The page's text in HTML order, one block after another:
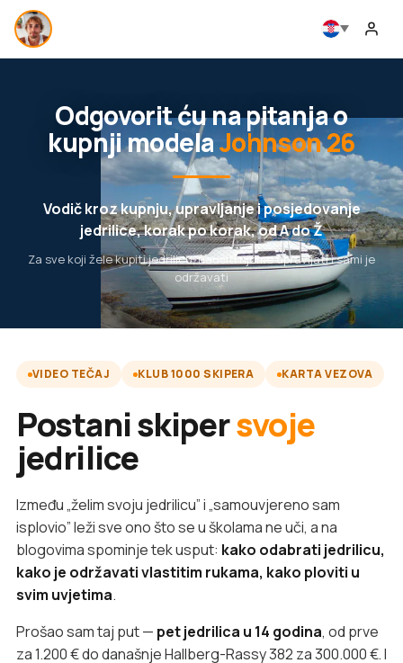
Odgovorit ću na pitanja o
kupnji modelaJohnson 26
Vodič kroz kupnju, upravljanje i posjedovanje
jedrilice, korak po korak, od A do Ž
Za sve koji žele kupiti jedrilicu, naučiti njome upravljati i sami je
održavati
VIDEO TEČAJ KLUB 1000 SKIPERA KARTA VEZOVA
Postani skipersvoje
jedrilice
Između „želim svoju jedrilicu” i „samouvjereno sam
isplovio” leži sve ono što se u školama ne uči, a na
blogovima spominje tek usput: kako odabrati jedrilicu,
kako je održavati vlastitim rukama, kako ploviti u
svim uvjetima.
Prošao sam taj put — pet jedrilica u 14 godina, od prve
za 1.200 € do današnje Hallberg-Rassy 382 za 300.000 €. I